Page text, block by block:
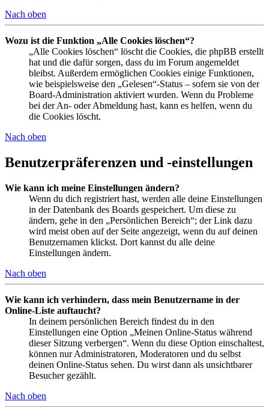
Nach oben
Wozu ist die Funktion „Alle Cookies löschen“?
„Alle Cookies löschen“ löscht die Cookies, die phpBB erstellt
hat und die dafür sorgen, dass du im Forum angemeldet
bleibst. Außerdem ermöglichen Cookies einige Funktionen,
wie beispielsweise den „Gelesen“-Status – sofern sie von der
Board-Administration aktiviert wurden. Wenn du Probleme
bei der An- oder Abmeldung hast, kann es helfen, wenn du
die Cookies löscht.
Nach oben
Benutzerpräferenzen und -einstellungen
Wie kann ich meine Einstellungen ändern?
Wenn du dich registriert hast, werden alle deine Einstellungen
in der Datenbank des Boards gespeichert. Um diese zu
ändern, gehe in den „Persönlichen Bereich“; der Link dazu
wird meist oben auf der Seite angezeigt, wenn du auf deinen
Benutzernamen klickst. Dort kannst du alle deine
Einstellungen ändern.
Nach oben
Wie kann ich verhindern, dass mein Benutzername in der
Online-Liste auftaucht?
In deinem persönlichen Bereich findest du in den
Einstellungen eine Option „Meinen Online-Status während
dieser Sitzung verbergen“. Wenn du diese Option einschaltest,
können nur Administratoren, Moderatoren und du selbst
deinen Online-Status sehen. Du wirst dann als unsichtbarer
Besucher gezählt.
Nach oben